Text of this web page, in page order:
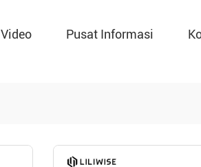
Video Pusat Informasi